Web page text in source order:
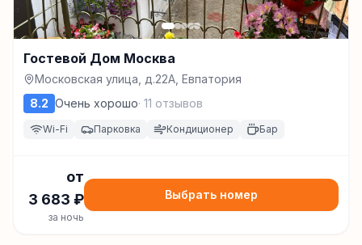
Гостевой Дом Москва
Московская улица, д.22А, Евпатория
8.2 Очень хорошо· 11 отзывов
Wi-Fi Парковка Кондиционер Бар
от
3 683 ₽
за ночь
Выбрать номер